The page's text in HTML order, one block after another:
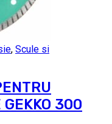
, Scule si
GEKKO 300